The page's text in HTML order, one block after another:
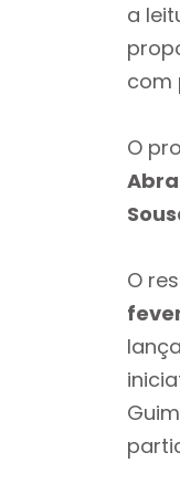
a
com
O
O